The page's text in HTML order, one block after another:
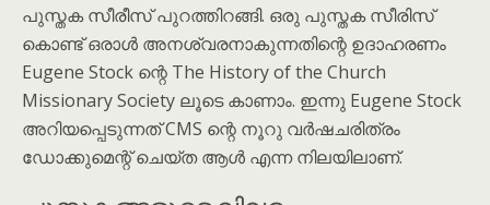
പുസ്തക സീരീസ് പുറത്തിറങ്ങി. ഒരു പുസ്തക സീരിസ്
കൊണ്ട് ഒരാൾ അനശ്വരനാകുന്നതിന്റെ ഉദാഹരണം
Eugene Stock ന്റെ The History of the Church
Missionary Society ലൂടെ കാണാം. ഇന്നു Eugene Stock
അറിയപ്പെടുന്നത് CMS ന്റെ നൂറു വർഷചരിത്രം
ഡോക്കുമെന്റ് ചെയ്ത ആൾ എന്ന നിലയിലാണ്.